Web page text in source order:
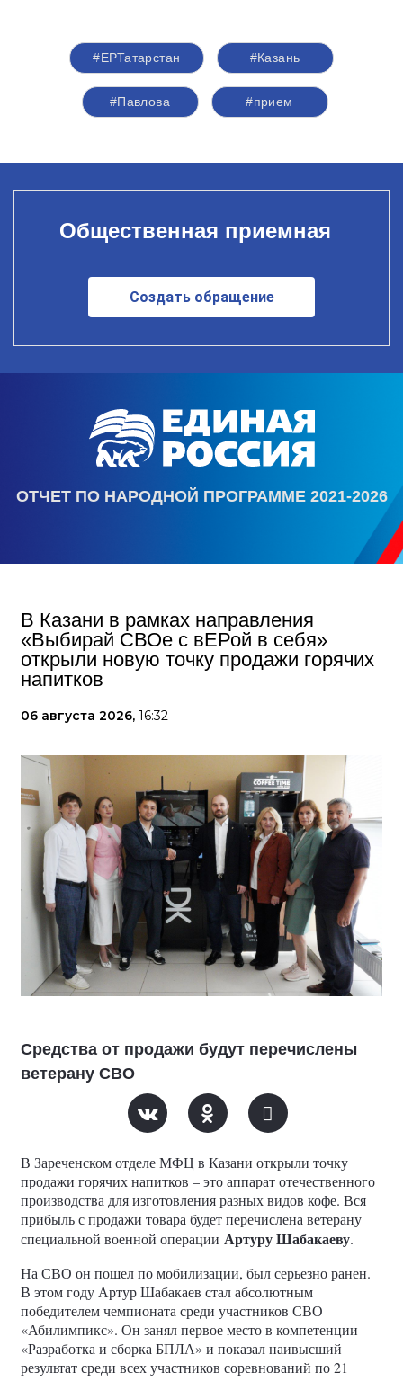
#ЕРТатарстан #Казань
#Павлова #прием
Общественная приемная
Создать обращение
ОТЧЕТ ПО НАРОДНОЙ ПРОГРАММЕ 2021-2026
В Казани в рамках направления
«Выбирай СВОе с вЕРой в себя»
открыли новую точку продажи горячих
напитков
06 августа 2026, 16:32
Средства от продажи будут перечислены
ветерану СВО
В Зареченском отделе МФЦ в Казани открыли точку
продажи горячих напитков – это аппарат отечественного
производства для изготовления разных видов кофе. Вся
прибыль с продажи товара будет перечислена ветерану
специальной военной операции Артуру Шабакаеву.
На СВО он пошел по мобилизации, был серьезно ранен.
В этом году Артур Шабакаев стал абсолютным
победителем чемпионата среди участников СВО
«Абилимпикс». Он занял первое место в компетенции
«Разработка и сборка БПЛА» и показал наивысший
результат среди всех участников соревнований по 21